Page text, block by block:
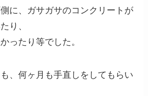
に、ガサガサのコンクリートが
り、
ったり等でした。
、何ヶ月も手直しをしてもらい